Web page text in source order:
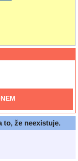
to, že neexistuje.